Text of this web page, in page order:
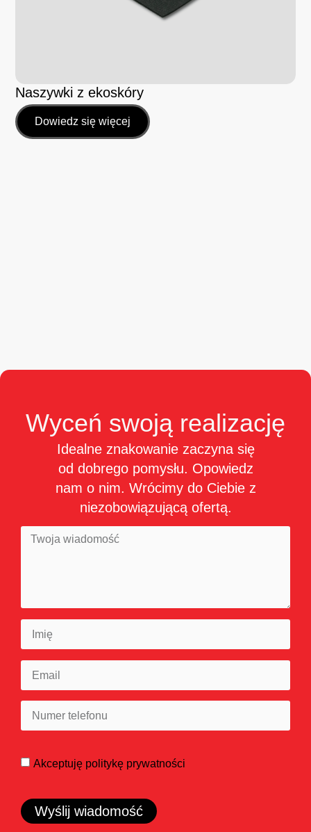
Naszywki z ekoskóry
Dowiedz się więcej
Wyceń swoją realizację
Idealne znakowanie zaczyna się
od dobrego pomysłu. Opowiedz
nam o nim. Wrócimy do Ciebie z
niezobowiązującą ofertą.
Akceptuję politykę prywatności
Wyślij wiadomość